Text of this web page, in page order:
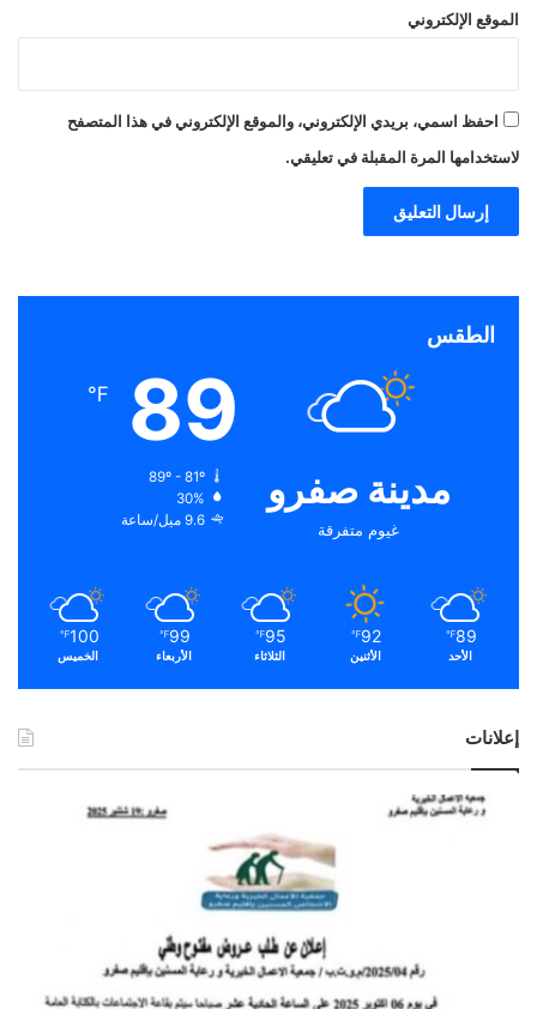
الموقع الإلكتروني
احفظ اسمي، بريدي الإلكتروني، والموقع الإلكتروني في هذا المتصفح
لاستخدامها المرة المقبلة في تعليقي.
الطقس
مدينة صفرو
غيوم متفرقة
89
℉
89º - 81º
30%
9.6 ميل/ساعة
89
℉
الأحد
92
℉
الأثنين
95
℉
الثلاثاء
99
℉
الأربعاء
100
℉
الخميس
إعلانات